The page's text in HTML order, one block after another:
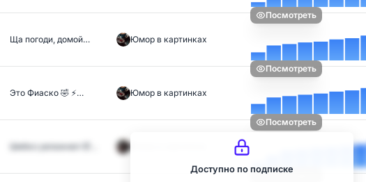
Посмотреть
Ща погоди, домой… Юмор в картинках
Посмотреть
Это Фиаско 🤣 ⚡️… Юмор в картинках
Посмотреть
Шибко увлажнел 🤣…
Посмотреть
Доступно по подписке